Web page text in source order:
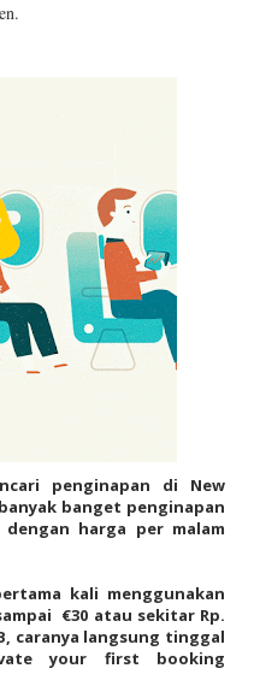
penginapan di New
banget penginapan
harga per malam
kali menggunakan
€30 atau sekitar Rp.
caranya langsung tinggal
your first booking